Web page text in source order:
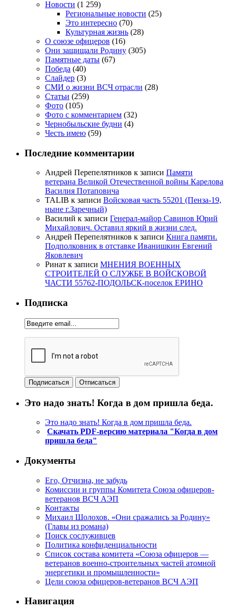
Новости (1 259)
Региональные новости (25)
Это интересно (70)
Культурная жизнь (28)
О союзе офицеров (16)
Они защищали Родину (305)
Памятные даты (67)
Победа (40)
Слайдер (3)
СМИ о жизни ВСЧ отрасли (28)
Статьи (259)
Фото (105)
Фото с комментарием (32)
Чернобыльские будни (4)
Честь имею (59)
Последние комментарии
Андрей Перепелятников к записи Памяти
ветерана Великой Отечественной войны Карелова
Василия Потаповича
TALIB к записи Войсковая часть 55201 (Пенза-19,
ныне г.Заречный)
Василий к записи Генерал-майор Савинов Юрий
Михайлович. Оставил яркий в жизни след.
Андрей Перепелятников к записи Книга памяти.
Подполковник в отставке Иванишкин Евгений
Яковлевич
Ринат к записи МНЕНИЯ ВОЕННЫХ
СТРОИТЕЛЕЙ О СЛУЖБЕ В ВОЙСКОВОЙ
ЧАСТИ 55762-ПОДОЛЬСК-поселок ЕРИНО
Подписка
Это надо знать! Когда в дом пришла беда.
Это надо знать! Когда в дом пришла беда.
Скачать PDF-версию материала "Когда в дом
пришла беда"
Документы
Его, Отчизна, не забудь
Комиссии и группы Комитета Союза офицеров-
ветеранов ВСЧ АЭП
Контакты
Михаил Шолохов. «Они сражались за Родину»
(Главы из романа)
Поиск сослуживцев
Политика конфиденциальности
Список состава комитета «Союза офицеров —
ветеранов военно-строительных частей атомной
энергетики и промышленности»
Цели союза офицеров-ветеранов ВСЧ АЭП
Навигация